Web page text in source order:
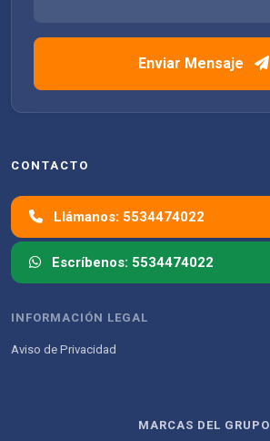
Enviar Mensaje
CONTACTO
Llámanos: 5534474022
Escríbenos: 5534474022
INFORMACIÓN LEGAL
Aviso de Privacidad
MARCAS DEL GRUPO